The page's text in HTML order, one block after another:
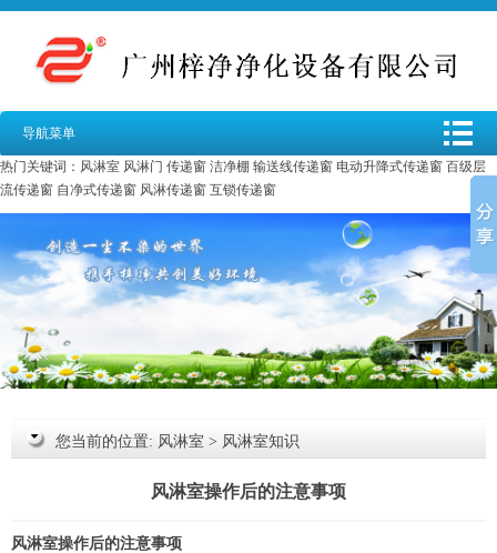
导航菜单
热门关键词： 风淋室 风淋门 传递窗 洁净棚 输送线传递窗 电动升降式传递窗 百级层
流传递窗 自净式传递窗 风淋传递窗 互锁传递窗
您当前的位置: 风淋室 > 风淋室知识
风淋室操作后的注意事项
风淋室操作后的注意事项